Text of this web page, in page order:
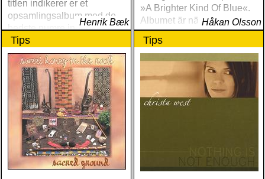
titlen indikerer er et
opsamlingsalbum med de
bedste numre indenfor den
populære reggaestil kaldet
one-drop
Henrik Bæk
»A Brighter Kind Of Blue«.
Albumet är nära, enkelt och
ärligt och handlar om
upplevelser och historier
Håkan Olsson
Tips Tips